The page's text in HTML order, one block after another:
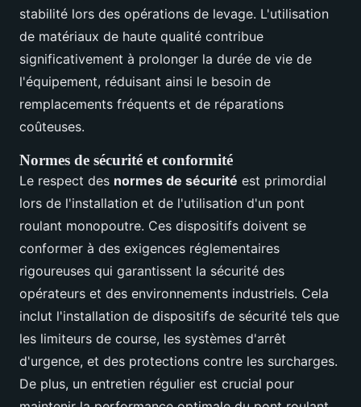
stabilité lors des opérations de levage. L'utilisation
de matériaux de haute qualité contribue
significativement à prolonger la durée de vie de
l'équipement, réduisant ainsi le besoin de
remplacements fréquents et de réparations
coûteuses.
Normes de sécurité et conformité
Le respect des normes de sécurité est primordial
lors de l'installation et de l'utilisation d'un pont
roulant monopoutre. Ces dispositifs doivent se
conformer à des exigences réglementaires
rigoureuses qui garantissent la sécurité des
opérateurs et des environnements industriels. Cela
inclut l'installation de dispositifs de sécurité tels que
les limiteurs de course, les systèmes d'arrêt
d'urgence, et des protections contre les surcharges.
De plus, un entretien régulier est crucial pour